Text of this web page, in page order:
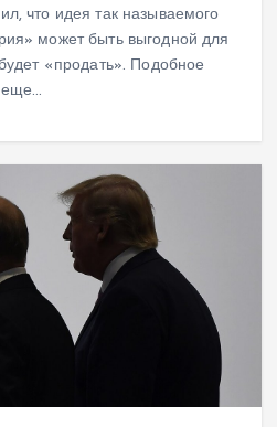
что идея так называемого
может быть выгодной для
«продать». Подобное
еще…